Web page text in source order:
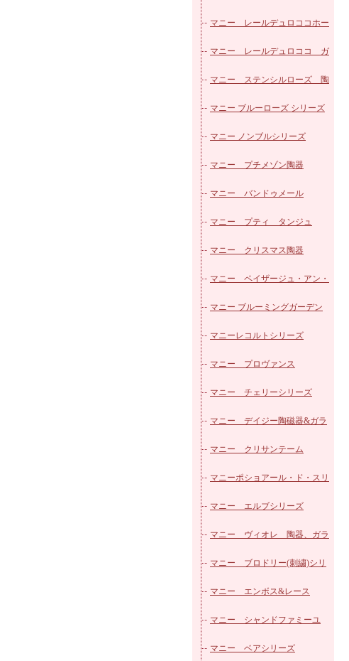
マニー レールデュロココホー
ロー
マニー レールデュロココ ガ
ラス
マニー ステンシルローズ 陶
器
マニー ブルーローズ シリーズ
マニー ノンブルシリーズ
マニー プチメゾン陶器
マニー バンドゥメール
マニー プティ タンジュ
マニー クリスマス陶器
マニー ペイザージュ・アン・
ローズ
マニー ブルーミングガーデン
マニーレコルトシリーズ
マニー プロヴァンス
マニー チェリーシリーズ
マニー デイジー陶磁器&ガラ
ス
マニー クリサンテーム
マニーポショアール・ド・スリ
ーズ
マニー エルブシリーズ
マニー ヴィオレ 陶器、ガラ
ス
マニー ブロドリー(刺繍)シリ
ーズ
マニー エンボス&レース
マニー シャンドファミーユ
マニー ベアシリーズ